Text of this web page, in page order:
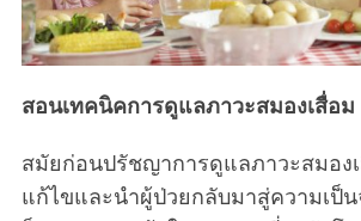
สอนเทคนิคการดูแลภาวะสมองเสื่อม
สมัยก่อนปรัชญาการดูแลภาวะสมอง
แก้ไขและนำผู้ป่วยกลับมาสู่ความเป็น
e
a
c
f